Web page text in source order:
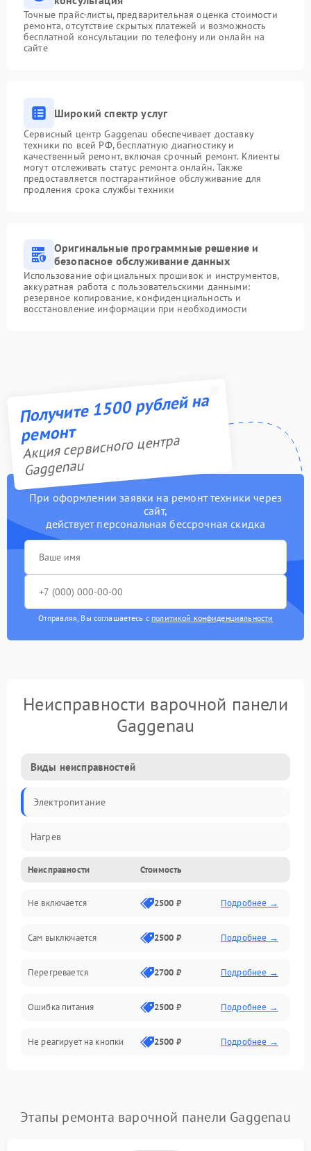
Точные прайс-листы, предварительная оценка стоимости
ремонта, отсутствие скрытых платежей и возможность
бесплатной консультации по телефону или онлайн на
сайте
Широкий спектр услуг
Сервисный центр Gaggenau обеспечивает доставку
техники по всей РФ, бесплатную диагностику и
качественный ремонт, включая срочный ремонт. Клиенты
могут отслеживать статус ремонта онлайн. Также
предоставляется постгарантийное обслуживание для
продления срока службы техники
Оригинальные программные решение и
безопасное обслуживание данных
Использование официальных прошивок и инструментов,
аккуратная работа с пользовательскими данными:
резервное копирование, конфиденциальность и
восстановление информации при необходимости
Получите 1500 рублей на
ремонт
Акция сервисного центра
Gaggenau
При оформлении заявки на ремонт техники через
сайт,
действует персональная бессрочная скидка
Отправляя, Вы соглашаетесь с политикой конфиденциальности
Неисправности варочной панели
Gaggenau
Виды неисправностей
Электропитание
Нагрев
Неисправности Стоимость
Не включается 2500 ₽ Подробнее →
Сам выключается 2500 ₽ Подробнее →
Перегревается 2700 ₽ Подробнее →
Ошибка питания 2500 ₽ Подробнее →
Не реагирует на кнопки 2500 ₽ Подробнее →
Этапы ремонта варочной панели Gaggenau